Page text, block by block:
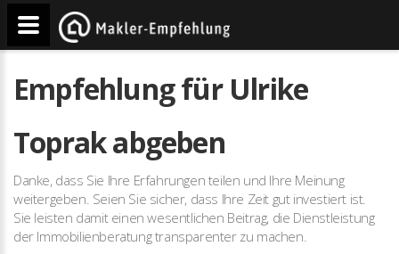
Empfehlung für Ulrike
Toprak abgeben
Danke, dass Sie Ihre Erfahrungen teilen und Ihre Meinung
weitergeben. Seien Sie sicher, dass Ihre Zeit gut investiert ist.
Sie leisten damit einen wesentlichen Beitrag, die Dienstleistung
der Immobilienberatung transparenter zu machen.